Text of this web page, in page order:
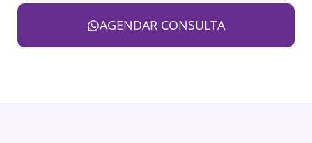
AGENDAR CONSULTA